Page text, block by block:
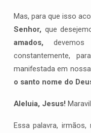
Mas, para que isso
Senhor, que
amados, devemos
constantemente,
manifestada em
o santo nome do
Aleluia, Jesus!
Essa palavra,